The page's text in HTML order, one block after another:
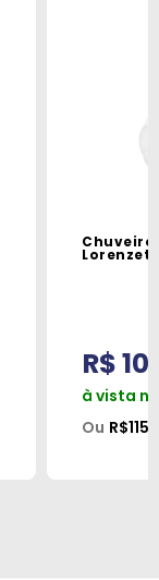
Chuveiro
R$
à vista
Ou